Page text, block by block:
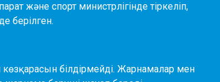
және спорт министрлігінде тіркеліп,
берілген.
білдірмейді. Жарнамалар мен